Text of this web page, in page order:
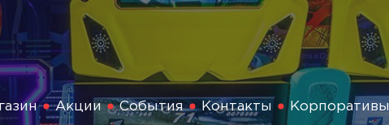
Акции События Контакты Корпоративы